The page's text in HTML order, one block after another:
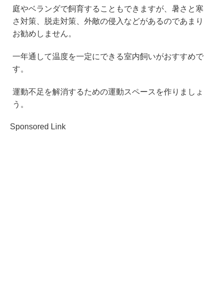
庭やベランダで飼育することもできますが、暑さと寒
さ対策、脱走対策、外敵の侵入などがあるのであまり
お勧めしません。
一年通して温度を一定にできる室内飼いがおすすめで
す。
運動不足を解消するための運動スペースを作りましょ
う。
Sponsored Link